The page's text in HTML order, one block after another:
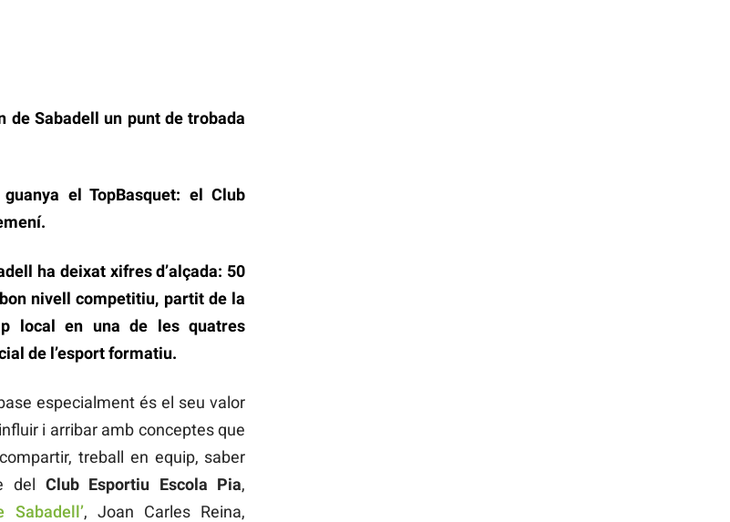
de Sabadell un punt de trobada
el TopBasquet: el Club
ha deixat xifres d’alçada: 50
nivell competitiu, partit de la
local en una de les quatres
de l’esport formatiu.
especialment és el seu valor
i arribar amb conceptes que
treball en equip, saber
del Club Esportiu Escola Pia,
Sabadell’, Joan Carles Reina,